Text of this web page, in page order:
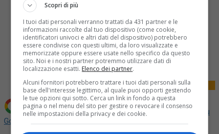
Share
Tweet
Aggiungi La Provincia di Biella come
Fonte preferita su
Google
Scopri di più
I tuoi dati personali verranno trattati da 431 partner e le
informazioni raccolte dal tuo dispositivo (come cookie,
identificatori univoci e altri dati del dispositivo) potrebbero
essere condivise con questi ultimi, da loro visualizzate e
memorizzate oppure essere usate nello specifico da questo
sito. Noi e i nostri partner potremmo utilizzare dati di
localizzazione esatti. Elenco dei partner.
Alcuni fornitori potrebbero trattare i tuoi dati personali sulla
base dell'interesse legittimo, al quale puoi opporti gestendo
le tue opzioni qui sotto. Cerca un link in fondo a questa
pagina o nel menu del sito per gestire o revocare il consenso
nelle impostazioni della privacy e dei cookie.